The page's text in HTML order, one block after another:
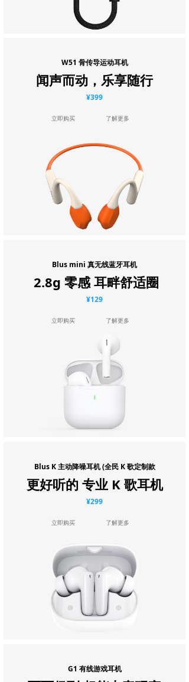
G1 有线游戏耳机
Blus K 主动降噪耳机 (全民 K 歌定制款
更好听的 专业 K 歌耳机
¥299
立即购买 了解更多
Blus mini 真无线蓝牙耳机
2.8g 零感 耳畔舒适圈
¥129
立即购买 了解更多
W51 骨传导运动耳机
闻声而动，乐享随行
¥399
立即购买 了解更多